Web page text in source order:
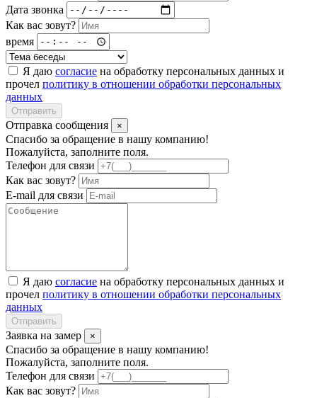
Дата звонка
Как вас зовут?
время
Я даю согласие на обработку персональных данных и
прочел политику в отношении обработки персональных
данных
Отправить
Отправка сообщения ×
Спасибо за обращение в нашу компанию!
Пожалуйста, заполните поля.
Телефон для связи
Как вас зовут?
E-mail для связи
Я даю согласие на обработку персональных данных и
прочел политику в отношении обработки персональных
данных
Отправить
Заявка на замер ×
Спасибо за обращение в нашу компанию!
Пожалуйста, заполните поля.
Телефон для связи
Как вас зовут?